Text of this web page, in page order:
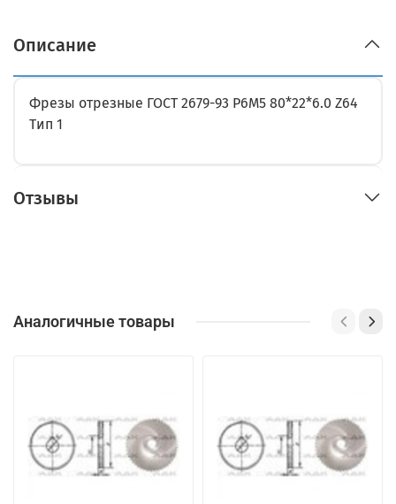
Описание
Фрезы отрезные ГОСТ 2679-93 Р6М5 80*22*6.0 Z64
Тип 1
Отзывы
Аналогичные товары